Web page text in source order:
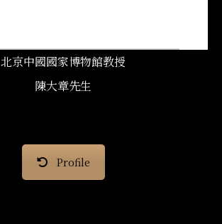
北京中國國家博物館教授
陳大章先生
Profile